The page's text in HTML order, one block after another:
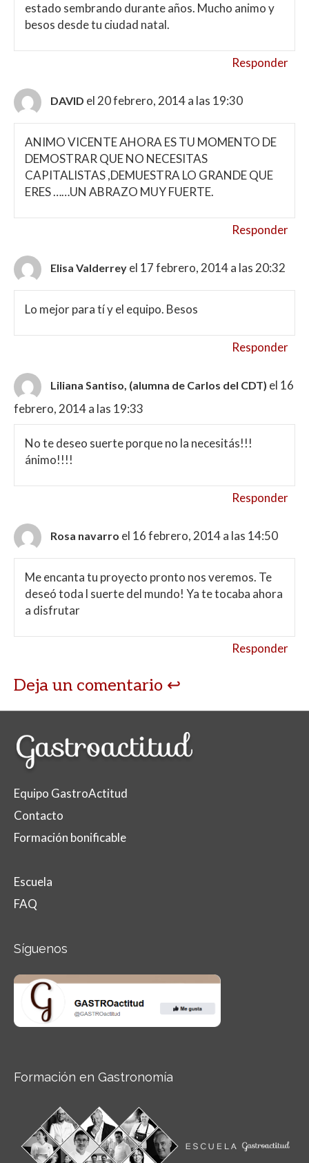
estado sembrando durante años. Mucho animo y
besos desde tu ciudad natal.
Responder
DAVID el 20 febrero, 2014 a las 19:30
ANIMO VICENTE AHORA ES TU MOMENTO DE
DEMOSTRAR QUE NO NECESITAS
CAPITALISTAS ,DEMUESTRA LO GRANDE QUE
ERES ……UN ABRAZO MUY FUERTE.
Responder
Elisa Valderrey el 17 febrero, 2014 a las 20:32
Lo mejor para tí y el equipo. Besos
Responder
Liliana Santiso, (alumna de Carlos del CDT) el 16
febrero, 2014 a las 19:33
No te deseo suerte porque no la necesitás!!!
ánimo!!!!
Responder
Rosa navarro el 16 febrero, 2014 a las 14:50
Me encanta tu proyecto pronto nos veremos. Te
deseó toda l suerte del mundo! Ya te tocaba ahora
a disfrutar
Responder
Deja un comentario
Equipo GastroActitud
Contacto
Formación bonificable
Escuela
FAQ
Síguenos
Formación en Gastronomía